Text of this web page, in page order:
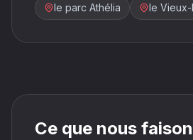
le parc Athélia le
Ce que nous